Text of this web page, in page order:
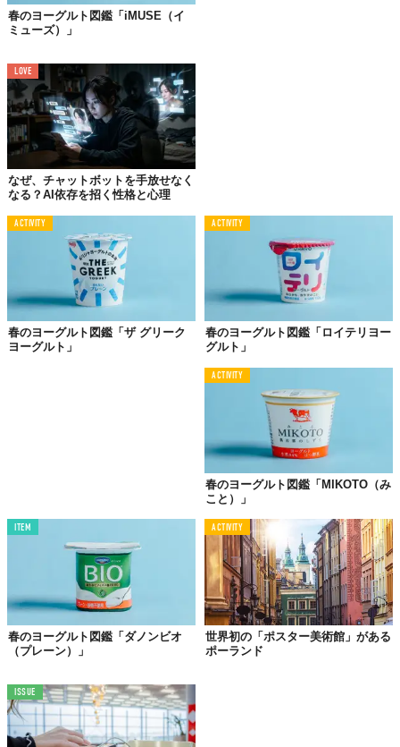
サーモグラフィーを使って撮影された自身の画像を、スマホにダ
ウンロードすることも可能。上司に送って、仕事を休む根拠にも
できるのだとか！？
街中でインフルエンザ予防の意識を高められる、面白い取り組み
Saatchi & Saatchi,Interactive Solutions Poland,
Saatchi & Saatchi Switzerland
TABI LABO
この世界は、もっと広いはずだ。
春のヨーグルト図鑑「iMUSE（イ
ミューズ）」
LOVE
なぜ、チャットボットを手放せなく
なる？AI依存を招く性格と心理
ACTIVITY
春のヨーグルト図鑑「ザ グリーク
ヨーグルト」
ACTIVITY
春のヨーグルト図鑑「ロイテリヨー
グルト」
ACTIVITY
春のヨーグルト図鑑「MIKOTO（み
こと）」
ITEM
春のヨーグルト図鑑「ダノンビオ
（プレーン）」
ACTIVITY
世界初の「ポスター美術館」がある
ポーランド
ISSUE